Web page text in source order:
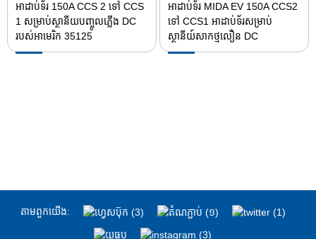
អាដាប់ទ័រ 150A CCS 2 ទៅ CCS
1 សម្រាប់ស្ថានីយបញ្ចូលភ្លើង DC
របស់អាមេរិក 35125
អាដាប់ទ័រ MIDA EV 150A CCS2
ទៅ CCS1 អាដាប់ទ័រសម្រាប់
ស្ថានីយ៍សាកថ្មលឿន DC
តាម​ពួក​យើង: